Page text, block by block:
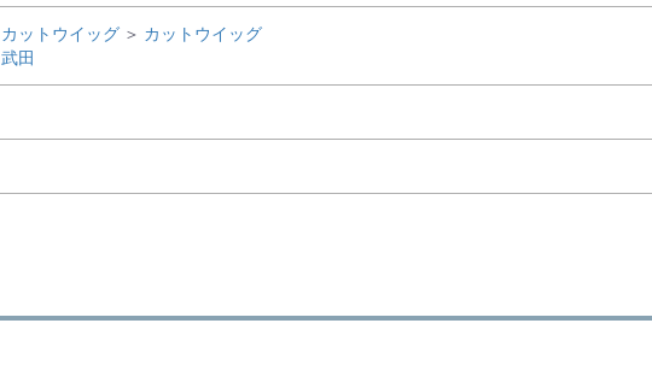
カットウイッグ ＞ カットウイッグ
武田